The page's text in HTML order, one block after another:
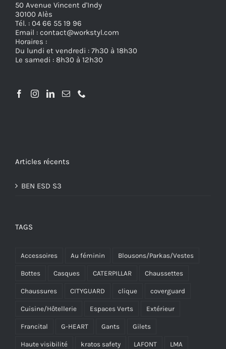
50 Avenue Vincent d'Indy
30100 Alès
Tél. : 04 66 55 19 96
Email : contact@workstyl.com
Horaires :
Du lundi et vendredi : 7h30 à 18h30
Le samedi : 8h30 à 12h30
Articles récents
BEN ESD S3
TAGS
Accessoires Au féminin Blousons/Parkas/Vestes
Bottes Casques CATERPILLAR Chaussettes
Chaussures CITYGUARD clique coverguard
Cuisine/Hôtellerie Espaces Verts Extérieur
Francital G-HEART Gants Gilets
Haute visibilité kratos safety LAFONT LMA